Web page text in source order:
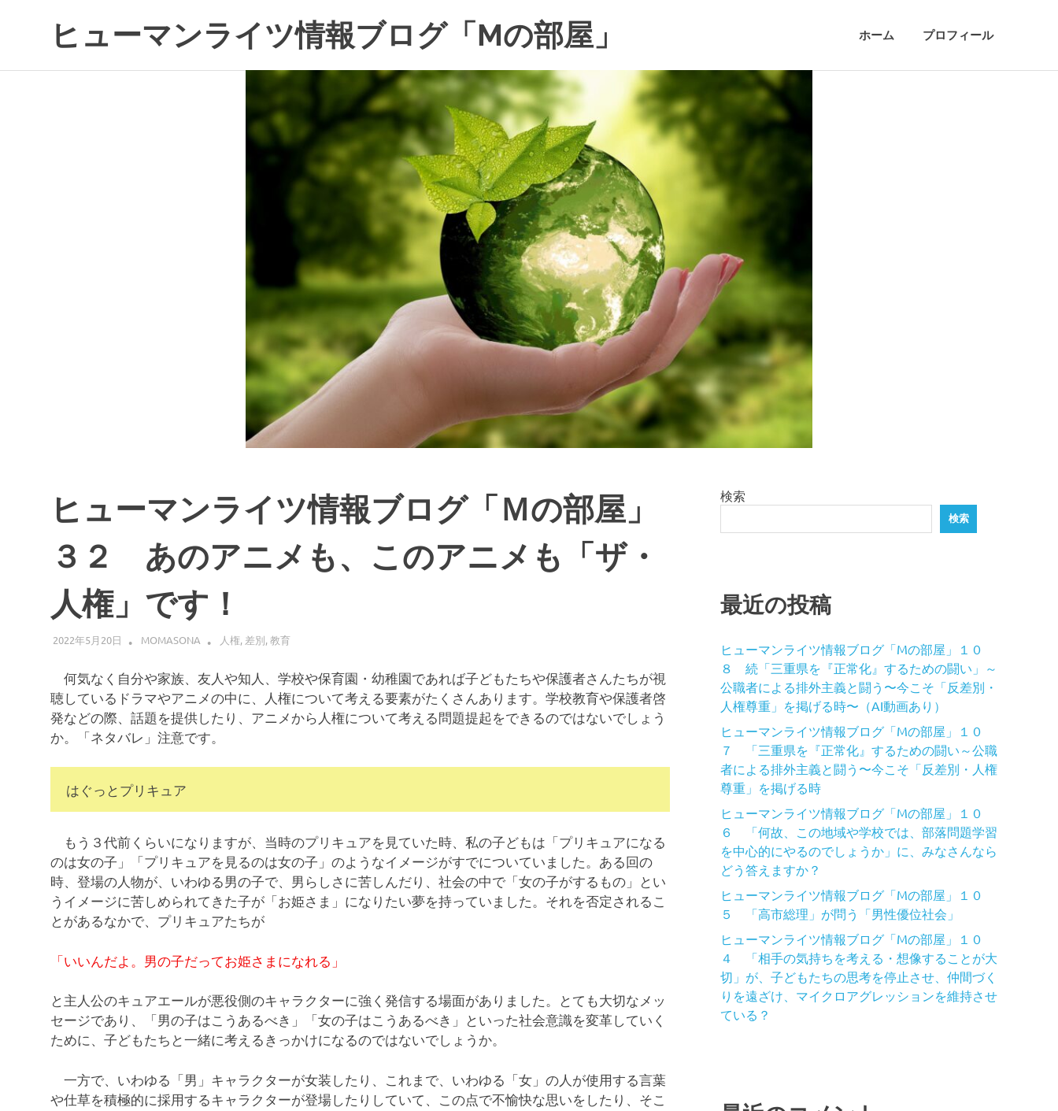
ヒューマンライツ情報ブログ「Mの部屋」 ホーム プロフィール
ヒューマンライツ情報ブログ「Ｍの部屋」
３２ あのアニメも、このアニメも「ザ・
人権」です！
2022年5月20日 MOMASONA 人権, 差別,教育
何気なく自分や家族、友人や知人、学校や保育園・幼稚園であれば子どもたちや保護者さんたちが視
聴しているドラマやアニメの中に、人権について考える要素がたくさんあります。学校教育や保護者啓
発などの際、話題を提供したり、アニメから人権について考える問題提起をできるのではないでしょう
か。「ネタバレ」注意です。
はぐっとプリキュア
もう３代前くらいになりますが、当時のプリキュアを見ていた時、私の子どもは「プリキュアになる
のは女の子」「プリキュアを見るのは女の子」のようなイメージがすでについていました。ある回の
時、登場の人物が、いわゆる男の子で、男らしさに苦しんだり、社会の中で「女の子がするもの」とい
うイメージに苦しめられてきた子が「お姫さま」になりたい夢を持っていました。それを否定されるこ
とがあるなかで、プリキュアたちが
「いいんだよ。男の子だってお姫さまになれる」
と主人公のキュアエールが悪役側のキャラクターに強く発信する場面がありました。とても大切なメッ
セージであり、「男の子はこうあるべき」「女の子はこうあるべき」といった社会意識を変革していく
ために、子どもたちと一緒に考えるきっかけになるのではないでしょうか。
一方で、いわゆる「男」キャラクターが女装したり、これまで、いわゆる「女」の人が使用する言葉
や仕草を積極的に採用するキャラクターが登場したりしていて、この点で不愉快な思いをしたり、そこ
検索
検索
最近の投稿
ヒューマンライツ情報ブログ「Mの部屋」１０
８ 続「三重県を『正常化』するための闘い」～
公職者による排外主義と闘う〜今こそ「反差別・
人権尊重」を掲げる時〜（AI動画あり）
ヒューマンライツ情報ブログ「Mの部屋」１０
７ 「三重県を『正常化』するための闘い～公職
者による排外主義と闘う〜今こそ「反差別・人権
尊重」を掲げる時
ヒューマンライツ情報ブログ「Mの部屋」１０
６ 「何故、この地域や学校では、部落問題学習
を中心的にやるのでしょうか」に、みなさんなら
どう答えますか？
ヒューマンライツ情報ブログ「Mの部屋」１０
５ 「高市総理」が問う「男性優位社会」
ヒューマンライツ情報ブログ「Mの部屋」１０
４ 「相手の気持ちを考える・想像することが大
切」が、子どもたちの思考を停止させ、仲間づく
りを遠ざけ、マイクロアグレッションを維持させ
ている？